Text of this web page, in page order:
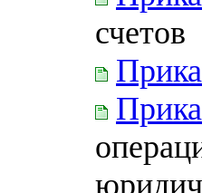
счетов